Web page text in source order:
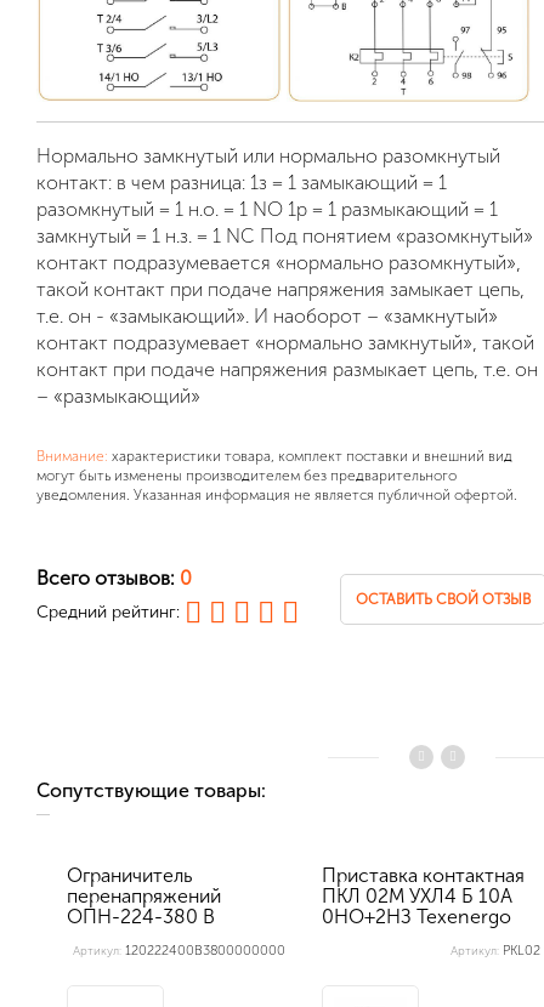
Нормально замкнутый или нормально разомкнутый
контакт: в чем разница: 1з = 1 замыкающий = 1
разомкнутый = 1 н.о. = 1 NO 1р = 1 размыкающий = 1
замкнутый = 1 н.з. = 1 NC Под понятием «разомкнутый»
контакт подразумевается «нормально разомкнутый»,
такой контакт при подаче напряжения замыкает цепь,
т.е. он - «замыкающий». И наоборот – «замкнутый»
контакт подразумевает «нормально замкнутый», такой
контакт при подаче напряжения размыкает цепь, т.е. он
– «размыкающий»
Внимание: характеристики товара, комплект поставки и внешний вид
могут быть изменены производителем без предварительного
уведомления. Указанная информация не является публичной офертой.
Всего отзывов: 0
Средний рейтинг:
ОСТАВИТЬ СВОЙ ОТЗЫВ
Сопутствующие товары:
Ограничитель
перенапряжений
ОПН-224-380 В
Артикул: 120222400В3800000000
Приставка контактная
ПКЛ 02М УХЛ4 Б 10А
0НО+2НЗ Теxenergo
Артикул: PKL02